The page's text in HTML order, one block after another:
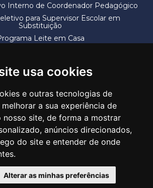
usa cookies
e outras tecnologias de
a sua experiência de
nosso site, de forma a mostrar
anúncios direcionados,
do site e entender de onde
Alterar as minhas preferências
Interno de Coordenador Pedagógico
para Supervisor Escolar em
Substituição
Leite em Casa
DE EDUCAÇÃO
313 - Macedo - Guarulhos/SP CEP 07113-040
Atendimento: *55 11 2475-7300